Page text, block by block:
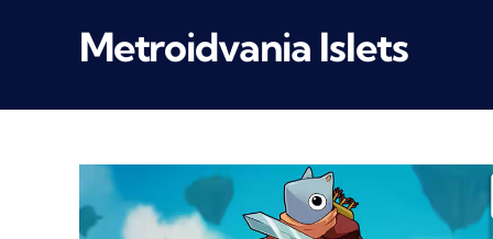
Metroidvania Islets